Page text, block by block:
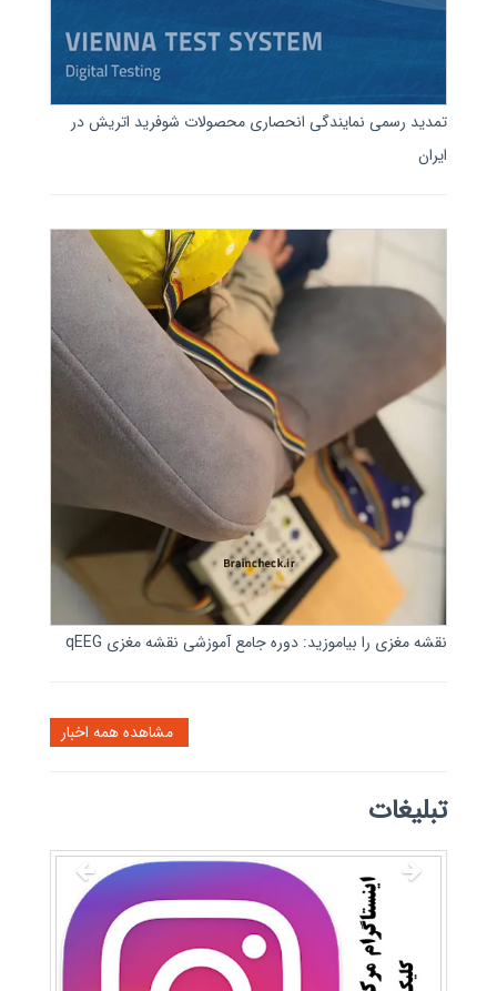
تمدید رسمی نمایندگی انحصاری محصولات شوفرید اتریش در
ایران
نقشه مغزی را بیاموزید: دوره جامع آموزشی نقشه مغزی qEEG
تبلیغات